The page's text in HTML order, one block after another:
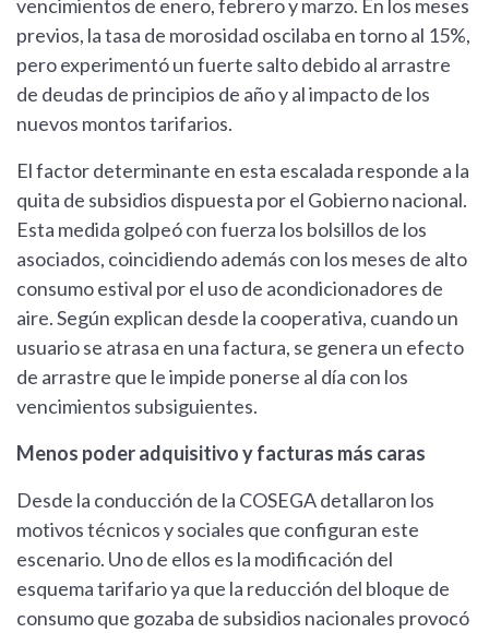
vencimientos de enero, febrero y marzo. En los meses
previos, la tasa de morosidad oscilaba en torno al 15%,
pero experimentó un fuerte salto debido al arrastre
de deudas de principios de año y al impacto de los
nuevos montos tarifarios.
El factor determinante en esta escalada responde a la
quita de subsidios dispuesta por el Gobierno nacional.
Esta medida golpeó con fuerza los bolsillos de los
asociados, coincidiendo además con los meses de alto
consumo estival por el uso de acondicionadores de
aire. Según explican desde la cooperativa, cuando un
usuario se atrasa en una factura, se genera un efecto
de arrastre que le impide ponerse al día con los
vencimientos subsiguientes.
Menos poder adquisitivo y facturas más caras
Desde la conducción de la COSEGA detallaron los
motivos técnicos y sociales que configuran este
escenario. Uno de ellos es la modificación del
esquema tarifario ya que la reducción del bloque de
consumo que gozaba de subsidios nacionales provocó